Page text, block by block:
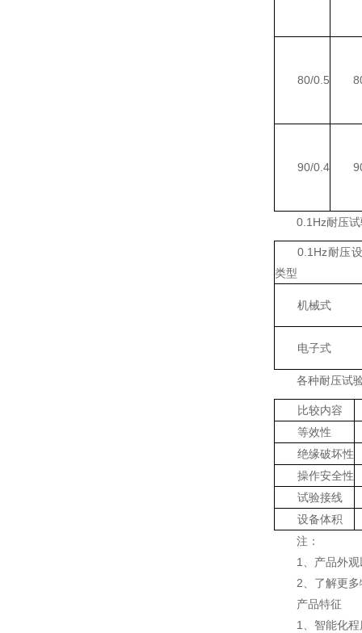
80/0.5
90/0.4
0.1Hz耐压
0.1Hz耐压
类型
机械式
电子式
各种耐压试
比较内容
等效性
绝缘破坏性
操作安全性
试验接线
设备体积
注：
1、产品外
2、了解更
产品特征
1、智能化